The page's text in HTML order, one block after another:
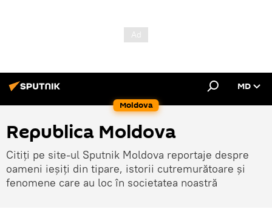
Moldova
MD
Republica Moldova
Citiți pe site-ul Sputnik Moldova reportaje despre
oameni ieșiți din tipare, istorii cutremurătoare și
fenomene care au loc în societatea noastră